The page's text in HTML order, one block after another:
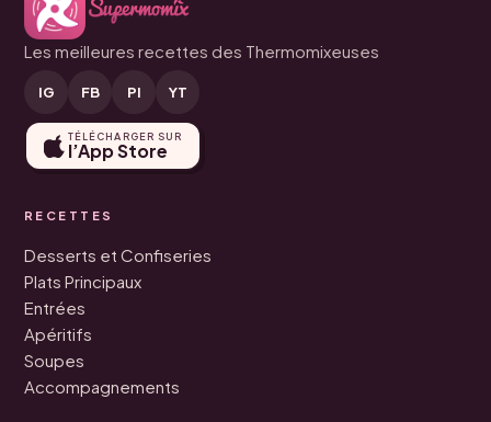
Les meilleures recettes des Thermomixeuses
IG FB PI YT
TÉLÉCHARGER SUR
l’App Store
RECETTES
Desserts et Confiseries
Plats Principaux
Entrées
Apéritifs
Soupes
Accompagnements